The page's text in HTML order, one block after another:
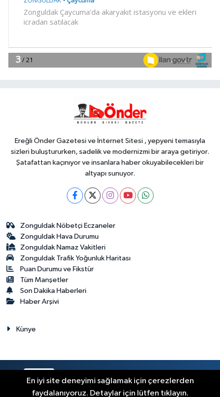
21:5918 YAŞINDAKİ MİRAÇ
19:00
coşku
Ereğli Önder Gazetesi ve İnternet Sitesi , yepyeni temasıyla
sizleri buluştururken, sadelik ve modernizmi bir araya getiriyor.
Şatafattan kaçınıyor ve insanlara haber okuyabilecekleri bir
altyapı sunuyor.
Zonguldak Nöbetçi Eczaneler
Zonguldak Hava Durumu
Zonguldak Namaz Vakitleri
Zonguldak Trafik Yoğunluk Haritası
Puan Durumu ve Fikstür
Tüm Manşetler
Son Dakika Haberleri
Haber Arşivi
Künye
RSS Copyright © 2023. Her hakkı saklıdır.
En iyi site deneyimi sağlamak için çerezlerden
faydalanıyoruz. Detaylar için lütfen tıklayın.